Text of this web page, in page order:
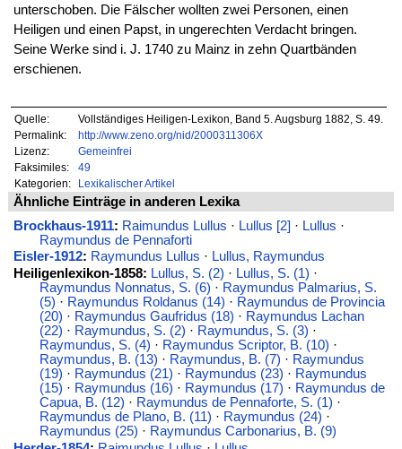
unterschoben. Die Fälscher wollten zwei Personen, einen
Heiligen und einen Papst, in ungerechten Verdacht bringen.
Seine Werke sind i. J. 1740 zu Mainz in zehn Quartbänden
erschienen.
Quelle:
Vollständiges Heiligen-Lexikon, Band 5. Augsburg 1882, S. 49.
Permalink:
http://www.zeno.org/nid/2000311306X
Lizenz:
Gemeinfrei
Faksimiles:
49
Kategorien:
Lexikalischer Artikel
Ähnliche Einträge in anderen Lexika
Brockhaus-1911: Raimundus Lullus · Lullus [2] · Lullus ·
Raymundus de Pennaforti
Eisler-1912: Raymundus Lullus · Lullus, Raymundus
Heiligenlexikon-1858: Lullus, S. (2) · Lullus, S. (1) ·
Raymundus Nonnatus, S. (6) · Raymundus Palmarius, S.
(5) · Raymundus Roldanus (14) · Raymundus de Provincia
(20) · Raymundus Gaufridus (18) · Raymundus Lachan
(22) · Raymundus, S. (2) · Raymundus, S. (3) ·
Raymundus, S. (4) · Raymundus Scriptor, B. (10) ·
Raymundus, B. (13) · Raymundus, B. (7) · Raymundus
(19) · Raymundus (21) · Raymundus (23) · Raymundus
(15) · Raymundus (16) · Raymundus (17) · Raymundus de
Capua, B. (12) · Raymundus de Pennaforte, S. (1) ·
Raymundus de Plano, B. (11) · Raymundus (24) ·
Raymundus (25) · Raymundus Carbonarius, B. (9)